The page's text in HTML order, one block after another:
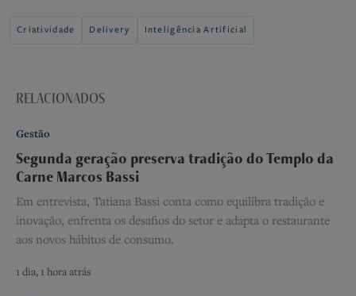
Criatividade Delivery Inteligência Artificial
RELACIONADOS
Gestão
Segunda geração preserva tradição do Templo da
Carne Marcos Bassi
Em entrevista, Tatiana Bassi conta como equilibra tradição e
inovação, enfrenta os desafios do setor e adapta o restaurante
aos novos hábitos de consumo.
1 dia, 1 hora atrás